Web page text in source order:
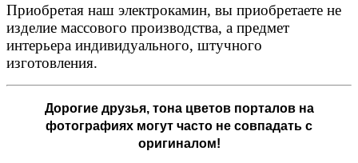
Приобретая наш электрокамин, вы приобретаете не
изделие массового производства, а предмет
интерьера индивидуального, штучного
изготовления.
Дорогие друзья,тона цветов порталов на
фотографиях могут часто не совпадать с
оригиналом!